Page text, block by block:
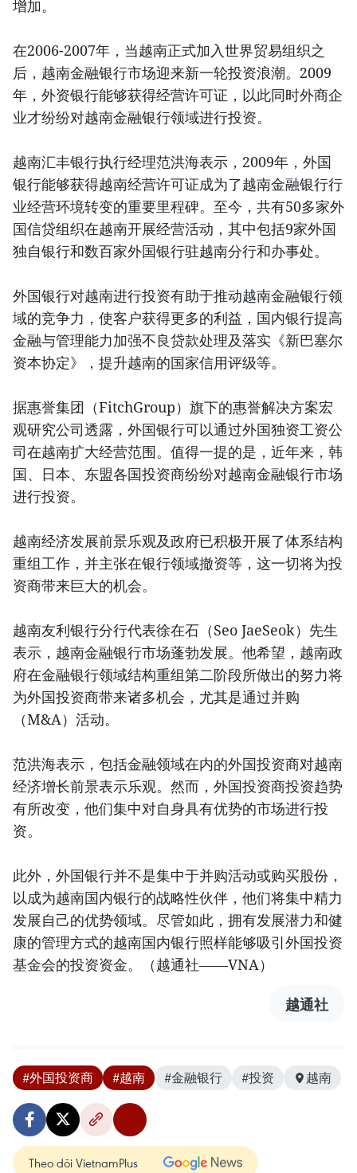
增加。
在2006-2007年，当越南正式加入世界贸易组织之
后，越南金融银行市场迎来新一轮投资浪潮。2009
年，外资银行能够获得经营许可证，以此同时外商企
业才纷纷对越南金融银行领域进行投资。
越南汇丰银行执行经理范洪海表示，2009年，外国
银行能够获得越南经营许可证成为了越南金融银行行
业经营环境转变的重要里程碑。至今，共有50多家外
国信贷组织在越南开展经营活动，其中包括9家外国
独自银行和数百家外国银行驻越南分行和办事处。
外国银行对越南进行投资有助于推动越南金融银行领
域的竞争力，使客户获得更多的利益，国内银行提高
金融与管理能力加强不良贷款处理及落实《新巴塞尔
资本协定》，提升越南的国家信用评级等。
据惠誉集团（FitchGroup）旗下的惠誉解决方案宏
观研究公司透露，外国银行可以通过外国独资工资公
司在越南扩大经营范围。值得一提的是，近年来，韩
国、日本、东盟各国投资商纷纷对越南金融银行市场
进行投资。
越南经济发展前景乐观及政府已积极开展了体系结构
重组工作，并主张在银行领域撤资等，这一切将为投
资商带来巨大的机会。
越南友利银行分行代表徐在石（Seo JaeSeok）先生
表示，越南金融银行市场蓬勃发展。他希望，越南政
府在金融银行领域结构重组第二阶段所做出的努力将
为外国投资商带来诸多机会，尤其是通过并购
（M&A）活动。
范洪海表示，包括金融领域在内的外国投资商对越南
经济增长前景表示乐观。然而，外国投资商投资趋势
有所改变，他们集中对自身具有优势的市场进行投
资。
此外，外国银行并不是集中于并购活动或购买股份，
以成为越南国内银行的战略性伙伴，他们将集中精力
发展自己的优势领域。尽管如此，拥有发展潜力和健
康的管理方式的越南国内银行照样能够吸引外国投资
基金会的投资资金。（越通社——VNA）
越通社
#外国投资商 #越南 #金融银行 #投资 越南
Theo dõi VietnamPlus